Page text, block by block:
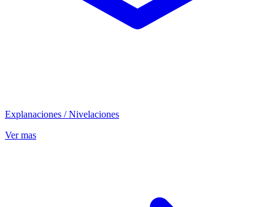
Explanaciones / Nivelaciones
Ver mas